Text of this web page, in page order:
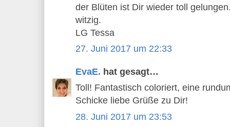
der Blüten ist Dir wieder toll
witzig.
LG Tessa
27. Juni 2017 um 22:33
EvaE. hat gesagt…
Toll! Fantastisch coloriert, eine
Schicke liebe Grüße zu Dir!
28. Juni 2017 um 23:53